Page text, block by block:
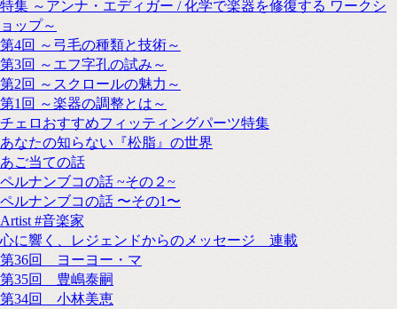
特集 ～アンナ・エディガー / 化学で楽器を修復する ワークシ
ョップ～
第4回 ～弓毛の種類と技術～
第3回 ～エフ字孔の試み～
第2回 ～スクロールの魅力～
第1回 ～楽器の調整とは～
チェロおすすめフィッティングパーツ特集
あなたの知らない『松脂』の世界
あご当ての話
ペルナンブコの話 ~その２~
ペルナンブコの話 〜その1〜
Artist #音楽家
心に響く、レジェンドからのメッセージ 連載
第36回 ヨーヨー・マ
第35回 豊嶋泰嗣
第34回 小林美恵